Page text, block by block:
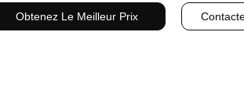
Obtenez Le Meilleur Prix